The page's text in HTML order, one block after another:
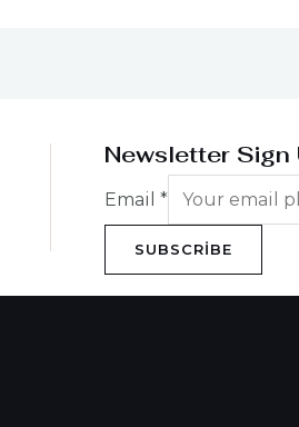
Newsletter Sign
Email *
SUBSCRIBE